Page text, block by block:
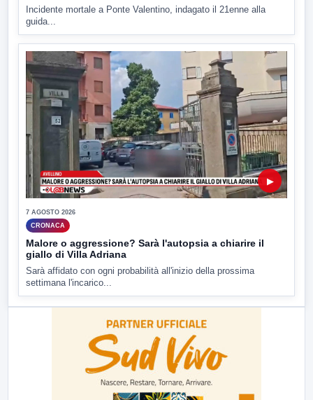
Incidente mortale a Ponte Valentino, indagato il 21enne alla
guida...
▶
7 AGOSTO 2026
CRONACA
Malore o aggressione? Sarà l'autopsia a chiarire il
giallo di Villa Adriana
Sarà affidato con ogni probabilità all'inizio della prossima
settimana l'incarico...